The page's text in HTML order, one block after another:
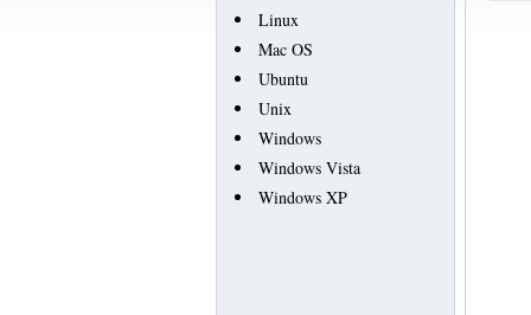
Linux
Mac OS
Ubuntu
Unix
Windows
Windows Vista
Windows XP